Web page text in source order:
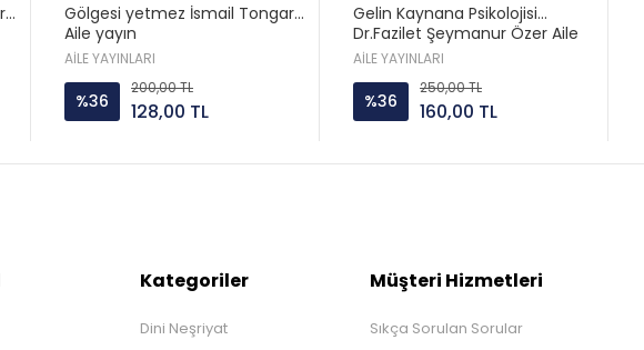
Gölgesi yetmez İsmail Tongar
Aile yayın
AİLE YAYINLARI
%36
200,00 TL
128,00 TL
Gelin Kaynana Psikolojisi
Dr.Fazilet Şeymanur Özer Aile
yayın
AİLE YAYINLARI
%36
250,00 TL
160,00 TL
Kategoriler
Dini Neşriyat
Müşteri Hizmetleri
Sıkça Sorulan Sorular